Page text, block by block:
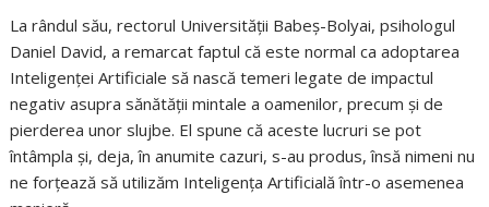
La rândul său, rectorul Universității Babeș-Bolyai, psihologul
Daniel David, a remarcat faptul că este normal ca adoptarea
Inteligenței Artificiale să nască temeri legate de impactul
negativ asupra sănătății mintale a oamenilor, precum și de
pierderea unor slujbe. El spune că aceste lucruri se pot
întâmpla și, deja, în anumite cazuri, s-au produs, însă nimeni nu
ne forțează să utilizăm Inteligența Artificială într-o asemenea